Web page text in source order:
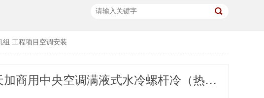
组 工程项目空调安装
天加商用中央空调满液式水冷螺杆冷（热）水机组 工程项目空调安装